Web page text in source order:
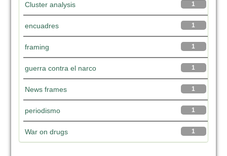
1
Cluster analysis
1
encuadres
1
framing
1
guerra contra el narco
1
News frames
1
periodismo
1
War on drugs